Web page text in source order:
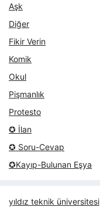
Aşk
Diğer
Fikir Verin
Komik
Okul
Pişmanlık
Protesto
✪ İlan
✪ Soru-Cevap
✪Kayıp-Bulunan Eşya
yıldız teknik üniversitesi